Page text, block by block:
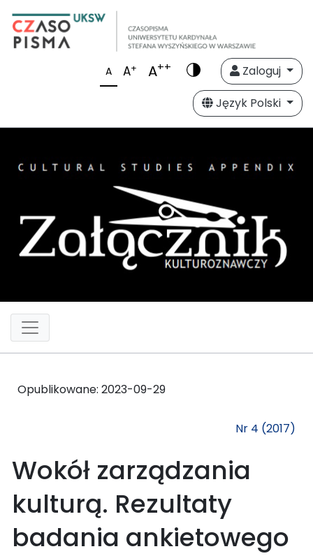
A A+ A++
Zaloguj
Język Polski
Opublikowane: 2023-09-29
Nr 4 (2017)
Wokół zarządzania
kulturą. Rezultaty
badania ankietowego